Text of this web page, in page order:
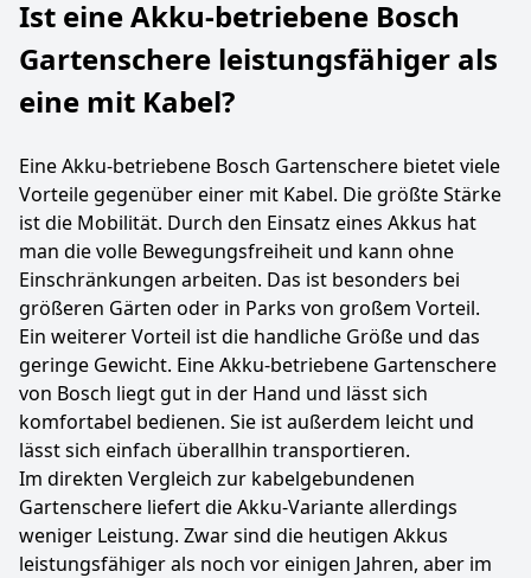
Ist eine Akku-betriebene Bosch
Gartenschere leistungsfähiger als
eine mit Kabel?
Eine Akku-betriebene Bosch Gartenschere bietet viele
Vorteile gegenüber einer mit Kabel. Die größte Stärke
ist die Mobilität. Durch den Einsatz eines Akkus hat
man die volle Bewegungsfreiheit und kann ohne
Einschränkungen arbeiten. Das ist besonders bei
größeren Gärten oder in Parks von großem Vorteil.
Ein weiterer Vorteil ist die handliche Größe und das
geringe Gewicht. Eine Akku-betriebene Gartenschere
von Bosch liegt gut in der Hand und lässt sich
komfortabel bedienen. Sie ist außerdem leicht und
lässt sich einfach überallhin transportieren.
Im direkten Vergleich zur kabelgebundenen
Gartenschere liefert die Akku-Variante allerdings
weniger Leistung. Zwar sind die heutigen Akkus
leistungsfähiger als noch vor einigen Jahren, aber im